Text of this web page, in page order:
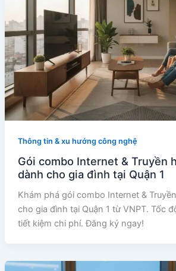
Thông tin & xu hướng công nghệ
Gói combo Internet & Truyền
dành cho gia đình tại Quận 1
Khám phá gói combo Internet &
cho gia đình tại Quận 1 từ VNPT. Tốc
tiết kiệm chi phí. Đăng ký ngay!